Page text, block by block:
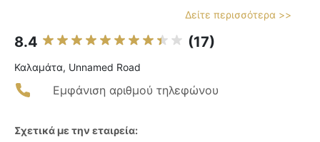
Δείτε περισσότερα >>
8.4 (17)
Καλαμάτα, Unnamed Road
Εμφάνιση αριθμού τηλεφώνου
Σχετικά με την εταιρεία: